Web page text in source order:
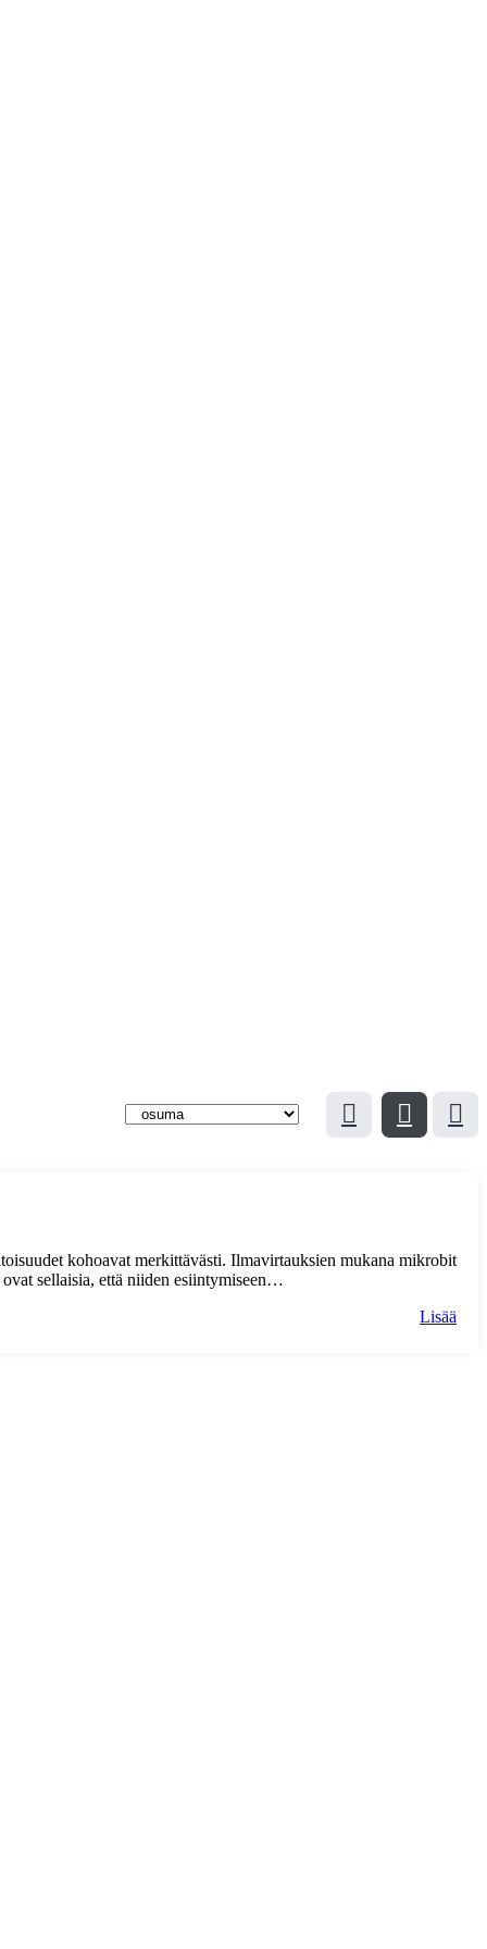
kohoavat merkittävästi. Ilmavirtauksien mukana mikrobit
sellaisia, että niiden esiintymiseen…
Lisää